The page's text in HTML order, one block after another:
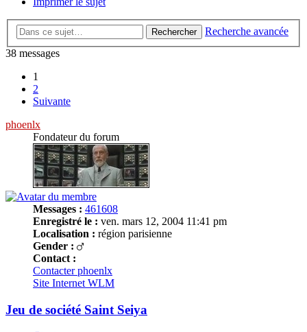
Rechercher
Recherche avancée
38 messages
1
2
Suivante
phoenlx
Fondateur du forum
Messages : 461608
Enregistré le : ven. mars 12, 2004 11:41 pm
Localisation : région parisienne
Gender :
Contact :
Contacter phoenlx
Site Internet WLM
Jeu de société Saint Seiya